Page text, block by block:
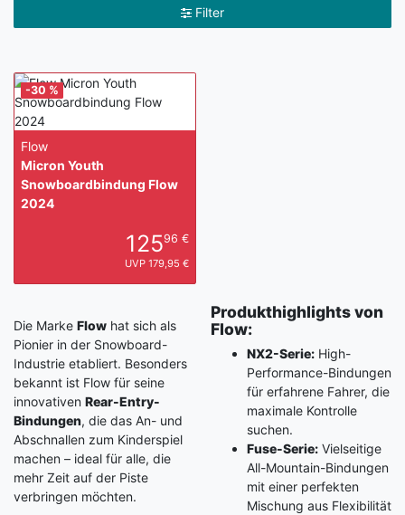
Filter
Flow
Micron Youth
Snowboardbindung Flow
2024
12596 €
UVP 179,95 €
-30 %
Die Marke Flow hat sich als
Pionier in der Snowboard-
Industrie etabliert. Besonders
bekannt ist Flow für seine
innovativen Rear-Entry-
Bindungen, die das An- und
Abschnallen zum Kinderspiel
machen – ideal für alle, die
mehr Zeit auf der Piste
verbringen möchten.
Produkthighlights von
Flow:
NX2-Serie:High-
Performance-Bindungen
für erfahrene Fahrer, die
maximale Kontrolle
suchen.
Fuse-Serie:Vielseitige
All-Mountain-Bindungen
mit einer perfekten
Mischung aus Flexibilität